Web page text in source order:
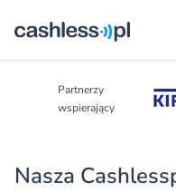
Partnerzy
wspierający
Nasza